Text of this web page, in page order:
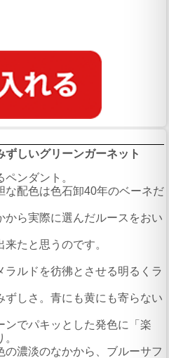
しいグリーンガーネット
ンダント。
な配色は色石卸40年のベーネだ
から実際に選んだルースをおい
たと思うのです。
ラルドを彷彿とさせる明るくラ
しさ。青にも黄にも寄らない
ンでパキッとした発色に「楽
濃淡のなかから、ブルーサフ